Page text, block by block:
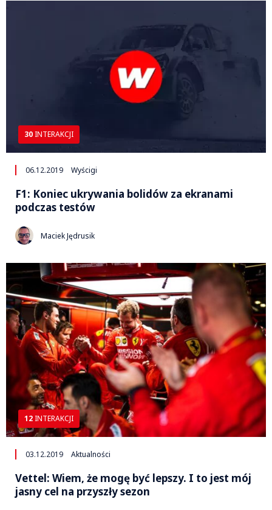
30 INTERAKCJI
06.12.2019 Wyścigi
F1: Koniec ukrywania bolidów za ekranami
podczas testów
Maciek Jędrusik
12 INTERAKCJI
03.12.2019 Aktualności
Vettel: Wiem, że mogę być lepszy. I to jest mój
jasny cel na przyszły sezon